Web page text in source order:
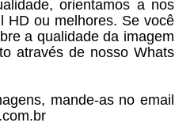
orientamos a nos
HD ou melhores. Se você
a qualidade da imagem
através de nosso Whats
mande-as no email